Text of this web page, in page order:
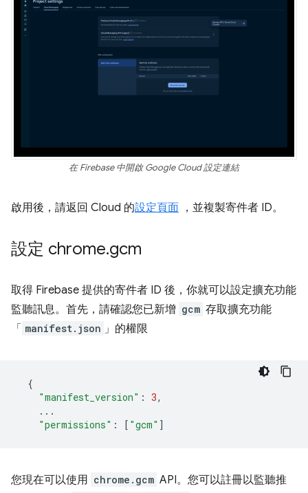
在 Firebase 中開啟 Google Cloud 設定連結
啟用後，請返回 Cloud 的設定頁面 ，並複製寄件者 ID。
設定 chrome.gcm
取得 Firebase 提供的寄件者 ID 後，你就可以設定擴充功能
監聽訊息。首先，請確認您已新增 gcm 存取擴充功能
「 manifest.json 」的權限
{
"manifest_version" : 3,
...
"permissions" : [ "gcm" ]
您現在可以使用 chrome.gcm API。您可以註冊以監聽推